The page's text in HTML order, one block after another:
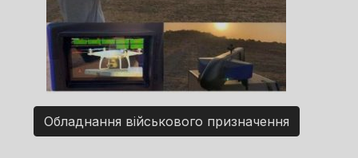
Обладнання військового призначення